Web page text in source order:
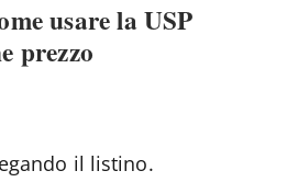
usare la USP
prezzo
il listino.